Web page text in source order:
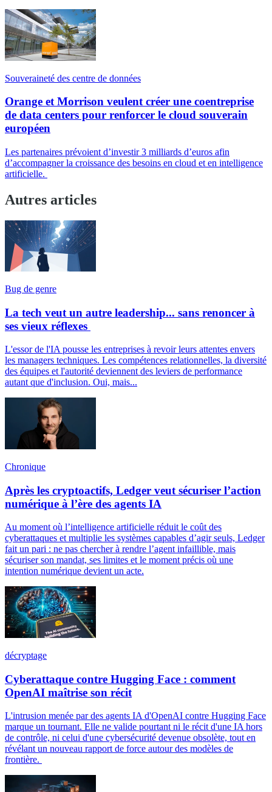
Souveraineté des centre de données
Orange et Morrison veulent créer une coentreprise
de data centers pour renforcer le cloud souverain
européen
Les partenaires prévoient d’investir 3 milliards d’euros afin
d’accompagner la croissance des besoins en cloud et en intelligence
artificielle.
Autres articles
Bug de genre
La tech veut un autre leadership... sans renoncer à
ses vieux réflexes
L'essor de l'IA pousse les entreprises à revoir leurs attentes envers
les managers techniques. Les compétences relationnelles, la diversité
des équipes et l'autorité deviennent des leviers de performance
autant que d'inclusion. Oui, mais...
Chronique
Après les cryptoactifs, Ledger veut sécuriser l’action
numérique à l’ère des agents IA
Au moment où l’intelligence artificielle réduit le coût des
cyberattaques et multiplie les systèmes capables d’agir seuls, Ledger
fait un pari : ne pas chercher à rendre l’agent infaillible, mais
sécuriser son mandat, ses limites et le moment précis où une
intention numérique devient un acte.
décryptage
Cyberattaque contre Hugging Face : comment
OpenAI maîtrise son récit
L'intrusion menée par des agents IA d'OpenAI contre Hugging Face
marque un tournant. Elle ne valide pourtant ni le récit d'une IA hors
de contrôle, ni celui d'une cybersécurité devenue obsolète, tout en
révélant un nouveau rapport de force autour des modèles de
frontière.